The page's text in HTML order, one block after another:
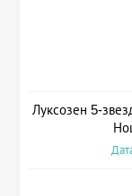
Луксозен 5-